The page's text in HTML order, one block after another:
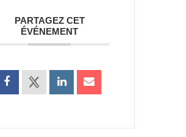
PARTAGEZ CET
ÉVÉNEMENT